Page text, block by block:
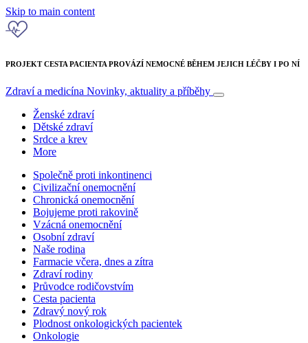
Skip to main content
PROJEKT CESTA PACIENTA PROVÁZÍ NEMOCNÉ BĚHEM JEJICH LÉČBY I PO NÍ
Zdraví a medicína Novinky, aktuality a příběhy
Ženské zdraví
Dětské zdraví
Srdce a krev
More
Společně proti inkontinenci
Civilizační onemocnění
Chronická onemocnění
Bojujeme proti rakovině
Vzácná onemocnění
Osobní zdraví
Naše rodina
Farmacie včera, dnes a zítra
Zdraví rodiny
Průvodce rodičovstvím
Cesta pacienta
Zdravý nový rok
Plodnost onkologických pacientek
Onkologie